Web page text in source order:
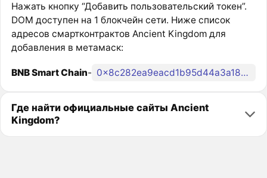
Нажать кнопку “Добавить пользовательский токен”.
DOM доступен на 1 блокчейн сети. Ниже список
адресов смартконтрактов Ancient Kingdom для
добавления в метамаск:
BNB Smart Chain- 0x8c282ea9eacd1b95d44a3a18dcdd1d0472868998
Где найти официальные сайты Ancient
Kingdom?